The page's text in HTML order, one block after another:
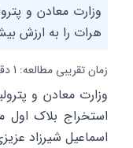
وزارت معادن و
هرات را به ارزش بیش از 315 میلیون افغانی با یک شرکت خصوصی
زمان تقریبی مطالعه: 1 دقیقه
وزارت معادن و
استخراج بلاک
اسماعیل شیرزاد